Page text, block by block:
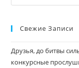
Свежие Записи
Друзья, до битвы
конкурсные